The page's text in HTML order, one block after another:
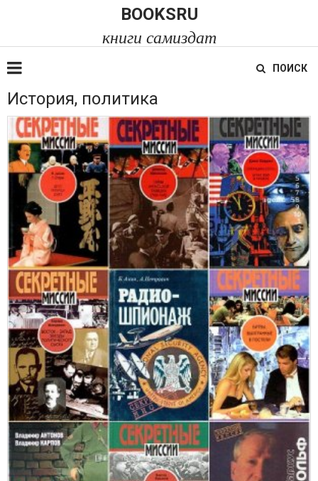
BOOKSRU
книги самиздат
ПОИСК
История, политика